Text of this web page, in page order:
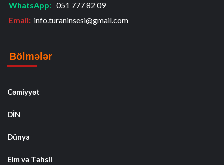
WhatsApp: 051 777 82 09
Email: info.turaninsesi@gmail.com
Bölmələr
Cəmiyyət
DİN
Dünya
Elm və Təhsil